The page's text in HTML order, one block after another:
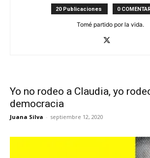
20 Publicaciones 0
Tomé partido por la vida.
Yo no rodeo a Claudia, yo
democracia
Juana Silva - septiembre 12, 2020